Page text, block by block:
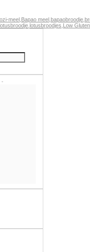
meel Bapao meel bapaobroodje
lotusbroodjes Low
-